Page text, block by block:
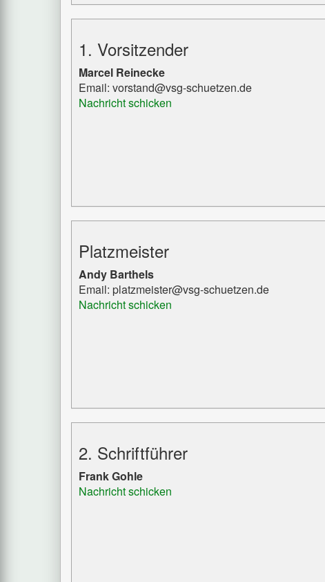
1. Vorsitzender
Marcel Reinecke
Email: vorstand@vsg-schuetzen.de
Nachricht schicken
Platzmeister
Andy Barthels
Email: platzmeister@vsg-schuetzen.de
Nachricht schicken
2. Schriftführer
Frank Gohle
Nachricht schicken